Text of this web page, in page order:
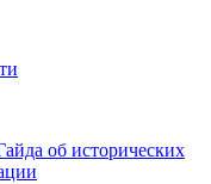
об исторических